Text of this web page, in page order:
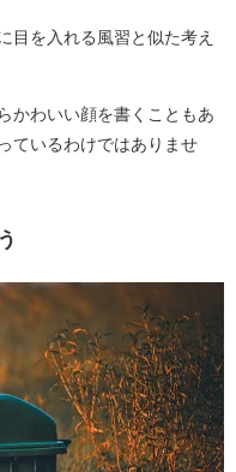
目を入れる風習と似た考え
かわいい顔を書くこともあ
ているわけではありませ